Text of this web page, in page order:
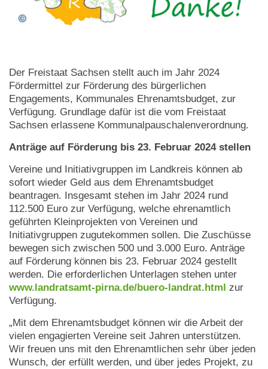
Der Freistaat Sachsen stellt auch im Jahr 2024
Fördermittel zur Förderung des bürgerlichen
Engagements, Kommunales Ehrenamtsbudget, zur
Verfügung. Grundlage dafür ist die vom Freistaat
Sachsen erlassene Kommunalpauschalenverordnung.
Anträge auf Förderung bis 23. Februar 2024 stellen
Vereine und Initiativgruppen im Landkreis können ab
sofort wieder Geld aus dem Ehrenamtsbudget
beantragen. Insgesamt stehen im Jahr 2024 rund
112.500 Euro zur Verfügung, welche ehrenamtlich
geführten Kleinprojekten von Vereinen und
Initiativgruppen zugutekommen sollen. Die Zuschüsse
bewegen sich zwischen 500 und 3.000 Euro. Anträge
auf Förderung können bis 23. Februar 2024 gestellt
werden. Die erforderlichen Unterlagen stehen unter
www.landratsamt-pirna.de/buero-landrat.html zur
Verfügung.
„Mit dem Ehrenamtsbudget können wir die Arbeit der
vielen engagierten Vereine seit Jahren unterstützen.
Wir freuen uns mit den Ehrenamtlichen sehr über jeden
Wunsch, der erfüllt werden, und über jedes Projekt, zu